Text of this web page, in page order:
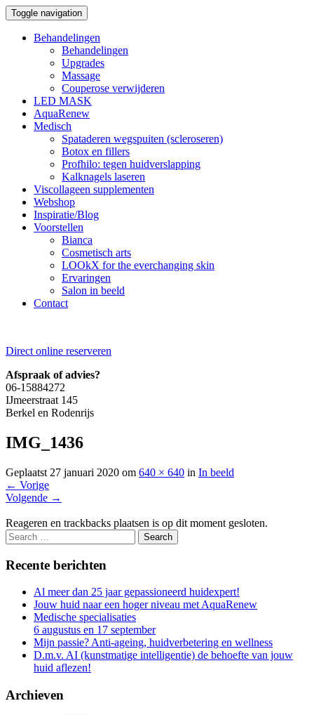
Toggle navigation
Behandelingen
Behandelingen
Upgrades
Massage
Couperose verwijderen
LED MASK
AquaRenew
Medisch
Spataderen wegspuiten (scleroseren)
Botox en fillers
Profhilo: tegen huidverslapping
Kalknagels laseren
Viscollageen supplementen
Webshop
Inspiratie/Blog
Voorstellen
Bianca
Cosmetisch arts
LOOkX for the everchanging skin
Ervaringen
Salon in beeld
Contact
Direct online reserveren
Afspraak of advies?
06-15884272
IJmeerstraat 145
Berkel en Rodenrijs
IMG_1436
Geplaatst 27 januari 2020 om 640 × 640 in In beeld
← Vorige
Volgende →
Reageren en trackbacks plaatsen is op dit moment gesloten.
Recente berichten
Al meer dan 25 jaar gepassioneerd huidexpert!
Jouw huid naar een hoger niveau met AquaRenew
Medische specialisaties
6 augustus en 17 september
Mijn passie? Anti-ageing, huidverbetering en wellness
D.m.v. AI (kunstmatige intelligentie) de behoefte van jouw
huid aflezen!
Archieven